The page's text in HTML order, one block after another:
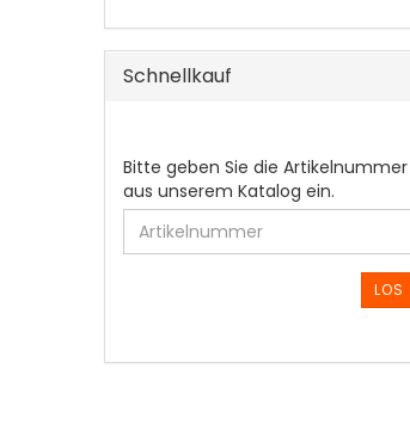
Schnellkauf
BITTE
GEBEN
SIE
DIE
ARTIKELNUMMER
EIN.
Bitte geben Sie die Artikelnummer
aus unserem Katalog ein.
LOS